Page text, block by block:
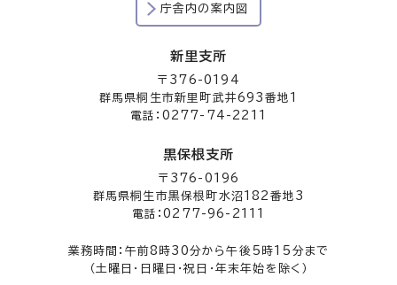
庁舎内の案内図
新里支所
〒376-0194
群馬県桐生市新里町武井693番地1
電話：0277-74-2211
黒保根支所
〒376-0196
群馬県桐生市黒保根町水沼182番地3
電話：0277-96-2111
業務時間：午前8時30分から午後5時15分まで
（土曜日・日曜日・祝日・年末年始を除く）